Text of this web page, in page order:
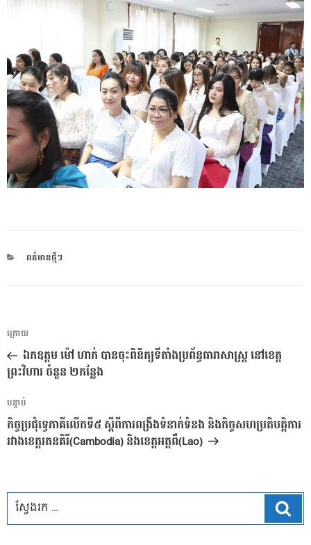
CATEGORIES
ពត៌មានថ្មីៗ
ការ​
នាំទិស​
ប្រកាស
អត្ថបទ
មុន
ក្រោយ
ឯកឧត្តម ម៉ៅ​ ហាក់ បានចុះពិនិត្យទីតាំងប្រព័ន្ធធារាសាស្ត្រ​ នៅខេត្ត
ព្រះវិហារ​ ចំនួន​ ២កន្លែង​
អត្ថបទ
បន្ទាប់
បន្ទាប់
កិច្ចប្រជុំទ្វេភាគីលើកទី៥ ស្តីពីការពង្រឹងទំនាក់ទំនង និងកិច្ចសហប្រតិបត្តិការ
រវាងខេត្តរតនគិរី(Cambodia) និងខេត្តអត្តពឺ(Lao)